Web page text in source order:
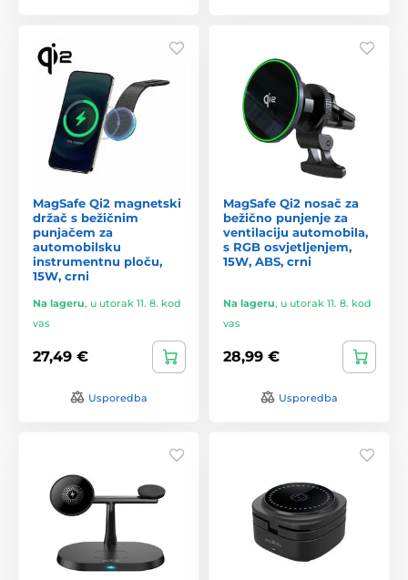
MagSafe Qi2 magnetski
držač s bežičnim
punjačem za
automobilsku
instrumentnu ploču,
15W, crni
Na lageru, u utorak 11. 8. kod
vas
27,49 €
Usporedba
MagSafe Qi2 nosač za
bežično punjenje za
ventilaciju automobila,
s RGB osvjetljenjem,
15W, ABS, crni
Na lageru, u utorak 11. 8. kod
vas
28,99 €
Usporedba